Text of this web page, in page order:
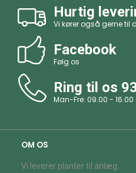
Hurtig
Vi kører også gerne til
Facebook
Følg os
Ring til os
Man-Fre: 09.00 - 16.00
OM OS
Vi leverer planter til anlæg.